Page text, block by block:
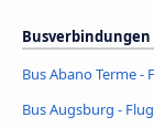
Bus Abano Terme -
Bus Augsburg -